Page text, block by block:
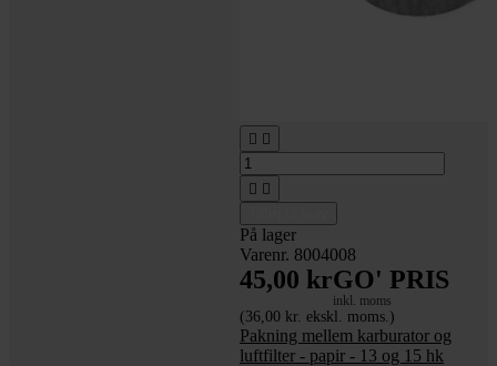
 
 
På lager
Varenr. 8004008
45,00 krGO' PRIS
inkl. moms
(36,00 kr. ekskl. moms.)
Pakning mellem karburator og
luftfilter - papir - 13 og 15 hk